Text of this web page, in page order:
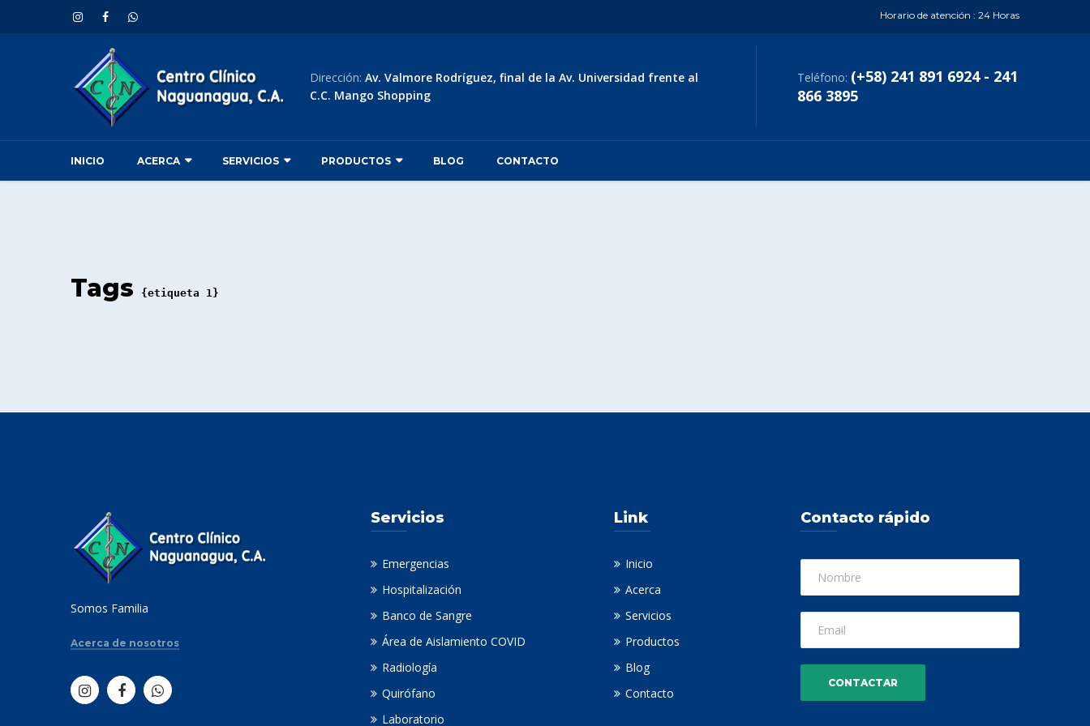
Horario de atención : 24 Horas
Dirección: Av. Valmore Rodríguez, final de la Av. Universidad frente al
C.C. Mango Shopping
Teléfono: (+58) 241 891 6924 - 241
866 3895
INICIO ACERCA SERVICIOS PRODUCTOS BLOG CONTACTO
Tags {etiqueta 1}
Somos Familia
Acerca de nosotros
Servicios
Emergencias
Hospitalización
Banco de Sangre
Área de Aislamiento COVID
Radiología
Quirófano
Laboratorio
Link
Inicio
Acerca
Servicios
Productos
Blog
Contacto
Contacto rápido